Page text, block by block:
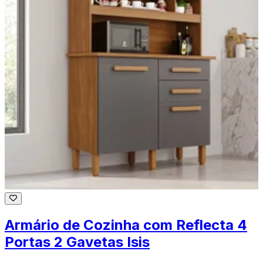
Armário de Cozinha com Reflecta 4
Portas 2 Gavetas Isis